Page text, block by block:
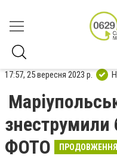
17:57, 25 вересня 2023 р.
знеструмили
ФОТО